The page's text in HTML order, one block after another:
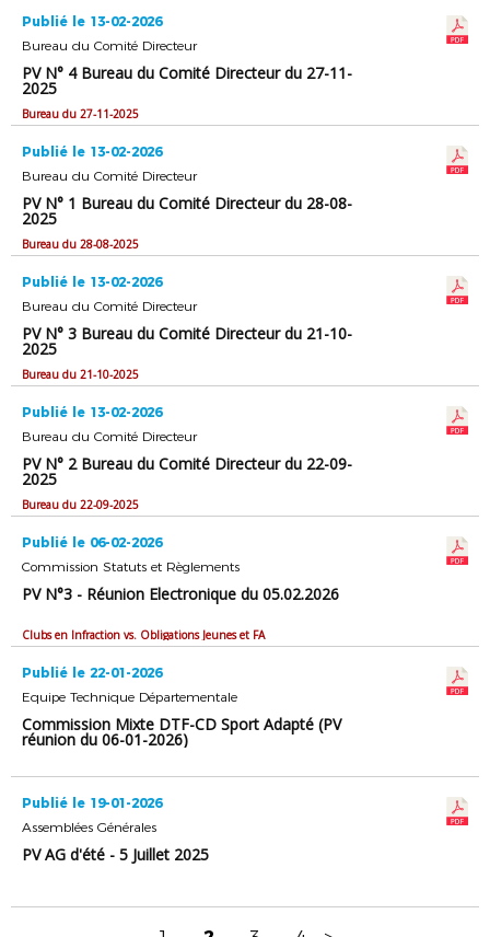
Publié le 13-02-2026
Bureau du Comité Directeur
PV N° 4 Bureau du Comité Directeur du 27-11-
2025
Bureau du 27-11-2025
Publié le 13-02-2026
Bureau du Comité Directeur
PV N° 1 Bureau du Comité Directeur du 28-08-
2025
Bureau du 28-08-2025
Publié le 13-02-2026
Bureau du Comité Directeur
PV N° 3 Bureau du Comité Directeur du 21-10-
2025
Bureau du 21-10-2025
Publié le 13-02-2026
Bureau du Comité Directeur
PV N° 2 Bureau du Comité Directeur du 22-09-
2025
Bureau du 22-09-2025
Publié le 06-02-2026
Commission Statuts et Règlements
PV N°3 - Réunion Electronique du 05.02.2026
Clubs en Infraction vs. Obligations Jeunes et FA
Publié le 22-01-2026
Equipe Technique Départementale
Commission Mixte DTF-CD Sport Adapté (PV
réunion du 06-01-2026)
Publié le 19-01-2026
Assemblées Générales
PV AG d'été - 5 Juillet 2025